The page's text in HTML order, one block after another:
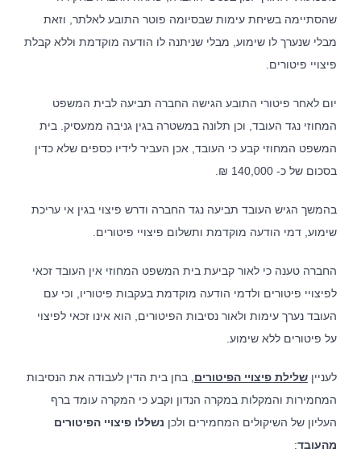
שהסתיימה בשיחת עימות שבסיומה פוטר התובע לאלתר, וזאת
מבלי שנערך לו שימוע, מבלי שניתנה לו הודעה מוקדמת וללא קבלת
פיצויי פיטורים.
יום לאחר פיטורי התובע הגישה החברה תביעה לבית המשפט
המחוזי נגד העובד, וכן תלונה במשטרה בגין גניבה ממעסיק. בית
המשפט המחוזי קבע כי העובד, אכן העביר לידיו כספים שלא כדין
בסכום של כ- 140,000 ₪.
בהמשך הגיש העובד תביעה נגד החברה ודרש פיצוי בגין אי עריכת
שימוע, דמי הודעה מוקדמת ותשלום פיצויי פיטורים.
החברה טענה כי לאור קביעת בית המשפט המחוזי אין העובד זכאי
לפיצויי פיטורים ולדמי הודעה מוקדמת בעקבות פיטוריו, וכי עם
העובד נערך עימות ולאור נסיבות הפיטורים, הוא אינו זכאי לפיצוי
על פיטורים ללא שימוע.
לעניין שלילת פיצויי הפיטורים , בחן בית הדין לעבודה את הנסיבות
המחמירות והמקלות במקרה הנדון וקבע כי המקרה עומד ברף
העליון של השיקולים המחמירים ולכן נשללו פיצויי הפיטורים
מהעובד: